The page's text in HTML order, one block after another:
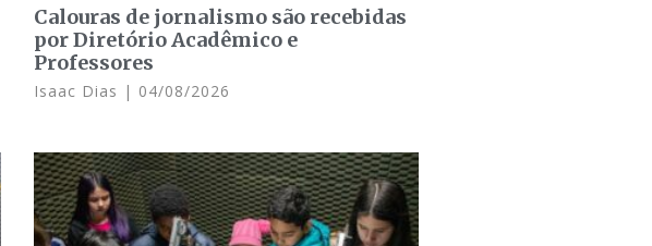
Calouras de jornalismo são recebidas
por Diretório Acadêmico e
Professores
Isaac Dias 04/08/2026